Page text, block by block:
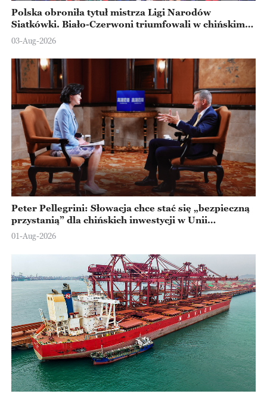
Polska obroniła tytuł mistrza Ligi Narodów
Siatkówki. Biało-Czerwoni triumfowali w chińskim
Ningbo
03-Aug-2026
Peter Pellegrini: Słowacja chce stać się „bezpieczną
przystanią” dla chińskich inwestycji w Unii
Europejskiej
01-Aug-2026